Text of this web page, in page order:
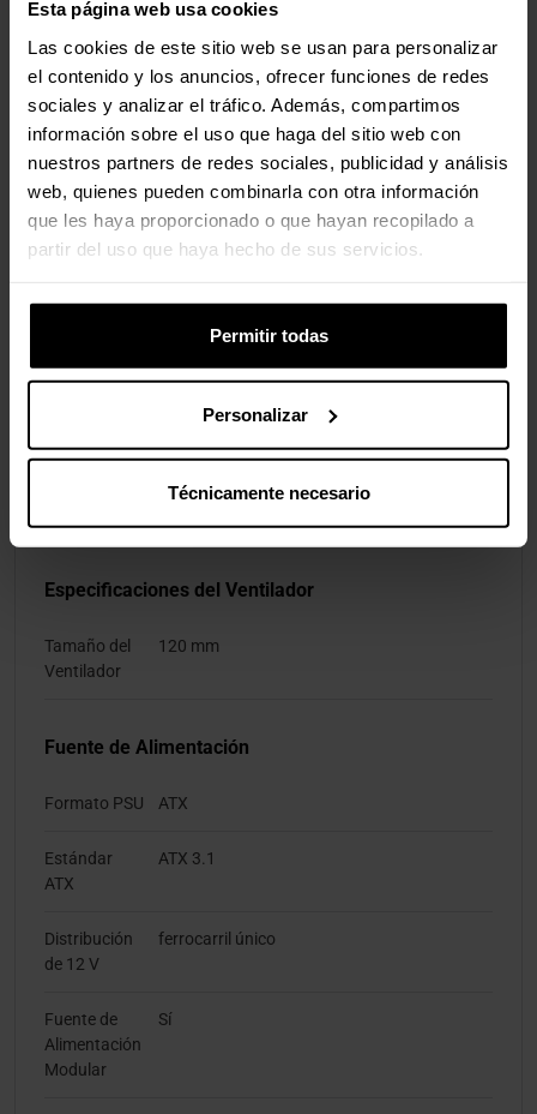
Esta página web usa cookies
Las cookies de este sitio web se usan para personalizar
el contenido y los anuncios, ofrecer funciones de redes
sociales y analizar el tráfico. Además, compartimos
información sobre el uso que haga del sitio web con
nuestros partners de redes sociales, publicidad y análisis
web, quienes pueden combinarla con otra información
que les haya proporcionado o que hayan recopilado a
partir del uso que haya hecho de sus servicios.
Permitir todas
Personalizar
Técnicamente necesario
Especificaciones
Color
Color
Principal
Blanco
Longitud /
140 mm
Ancho 86 mm
Especificaciones del Ventilador
Tamaño del
Ventilador
120 mm
Fuente de Alimentación
Formato PSU ATX
Estándar
ATX
ATX 3.1
Distribución
de 12 V
ferrocarril único
Fuente de
Alimentación
Modular
Sí